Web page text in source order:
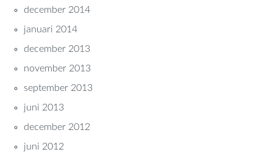
december 2014
januari 2014
december 2013
november 2013
september 2013
juni 2013
december 2012
juni 2012